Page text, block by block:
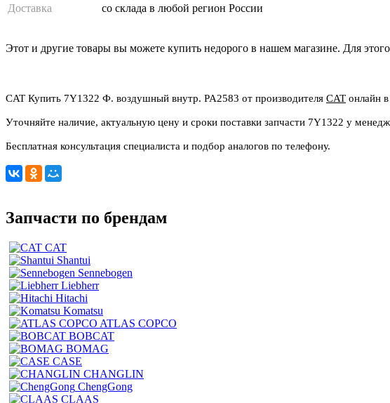
Доставка
со склада в любой регион России
Этот и другие товары вы можете купить недорого в нашем магазине. Для
CAT Купить 7Y1322 Ф. воздушный внутр. PA2583 от производителя CAT онлайн
Уточняйте наличие, актуальную цену и сроки поставки запчасти 7Y1322 у
Бесплатная консультация специалиста и подбор аналогов по телефону.
Запчасти по брендам
CAT
Shantui
Sennebogen
Liebherr
Hitachi
Komatsu
ATLAS COPCO
BOBCAT
BOMAG
CASE
CHANGLIN
ChengGong
CLAAS